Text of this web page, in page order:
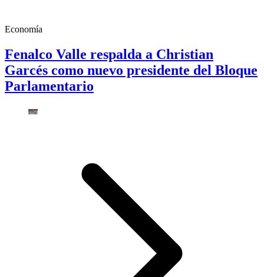
Economía
Fenalco Valle respalda a Christian
Garcés como nuevo presidente del Bloque
Parlamentario